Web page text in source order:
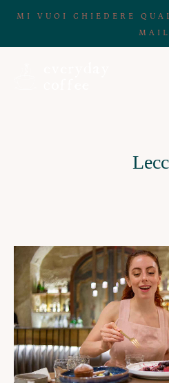
MI VUOI CHIEDERE
MAIL